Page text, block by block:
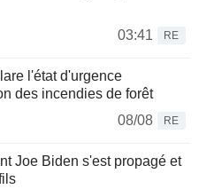
03:41
RE
l'état d'urgence
des incendies de forêt
08/08
RE
Joe Biden s'est propagé et